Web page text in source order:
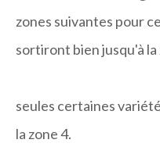
zones suivantes pour
sortiront bien jusqu'à la
seules certaines
la zone 4.